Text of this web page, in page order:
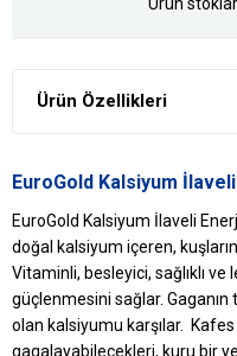
Ürün
Ürün Özellikleri
EuroGold Kalsiyum
EuroGold Kalsiyum İlaveli
doğal kalsiyum içeren,
Vitaminli, besleyici, sağlıklı
güçlenmesini sağlar. Gaganın
olan kalsiyumu karşılar.
gagalayabilecekleri, kuru bir